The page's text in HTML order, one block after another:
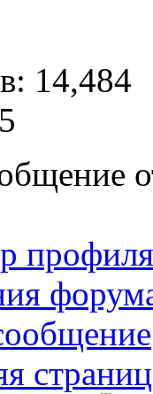
14,484
профиля